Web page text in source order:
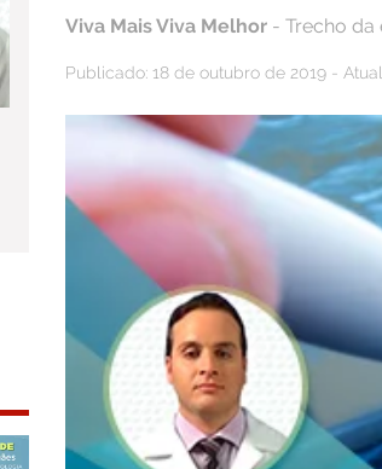
Viva Mais Viva Melhor - Trecho da
Publicado: 18 de outubro de 2019 -